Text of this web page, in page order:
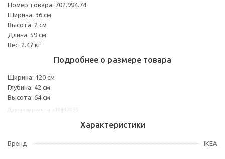
Номер товара: 702.994.74
Ширина: 36 см
Высота: 2 см
Длина: 59 см
Вес: 2.47 кг
Подробнее о размере товара
Ширина: 120 см
Глубина: 42 см
Высота: 64 см
Характеристики
Бренд IKEA